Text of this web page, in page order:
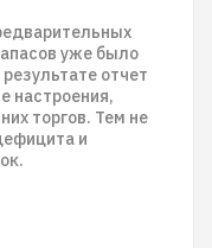
уже было
отчет
настроения,
торгов. Тем не
и